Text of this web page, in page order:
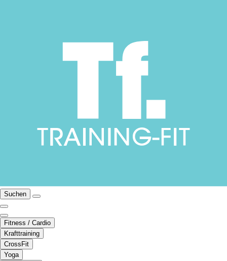
Suchen
Fitness / Cardio
Krafttraining
CrossFit
Yoga